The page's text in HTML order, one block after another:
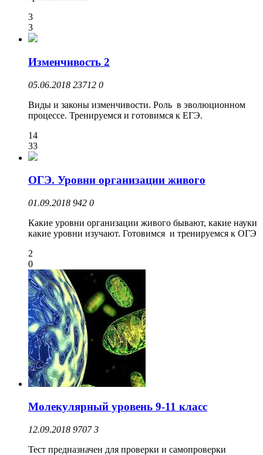
3
3
Изменчивость 2
05.06.2018 23712 0
Виды и законы изменчивости. Роль в эволюционном
процессе. Тренируемся и готовимся к ЕГЭ.
14
33
ОГЭ. Уровни организации живого
01.09.2018 942 0
Какие уровни организации живого бывают, какие науки
какие уровни изучают. Готовимся и тренируемся к ОГЭ
2
0
Молекулярный уровень 9-11 класс
12.09.2018 9707 3
Тест предназначен для проверки и самопроверки